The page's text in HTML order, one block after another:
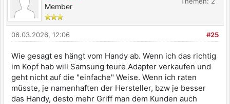
Member
#25
06.03.2026, 12:06
Wie gesagt es hängt vom Handy ab. Wenn ich das richtig
im Kopf hab will Samsung teure Adapter verkaufen und
geht nicht auf die "einfache" Weise. Wenn ich raten
müsste, je namenhaften der Hersteller, bzw je besser
das Handy, desto mehr Griff man dem Kunden auch